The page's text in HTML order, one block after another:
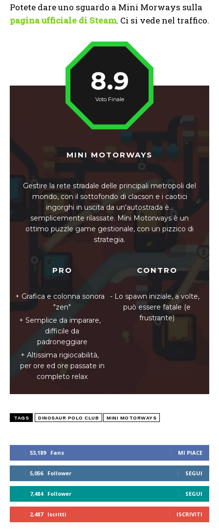
53,189 Fans MI PIACE
5,056 Follower SEGUI
7,484 Follower SEGUI
2,487 Iscritti ISCRIVITI
Potete dare uno sguardo a Mini Morways sulla
pagina ufficiale di Steam. Ci si vede nel traffico.
MINI MOTORWAYS
Gestire la rete stradale delle principali metropoli del
mondo, con il sottofondo di clacson e i caotici
ingorghi in uscita da un'autostrada è...
semplicemente rilassate. Mini Motorways è un
ottimo puzzle game gestionale, con un pizzico di
strategia.
PRO
Grafica e colonna sonora
"zen"
Semplice da imparare,
difficile da
padroneggiare
Altissima rigiocabilità,
per ore ed ore passate in
completo relax
CONTRO
Lo spawn iniziale, a volte,
può essere fatale (e
frustrante)
8.9
Voto Finale
TAGS DINOSAUR POLO CLUB MINI MOTORWAYS